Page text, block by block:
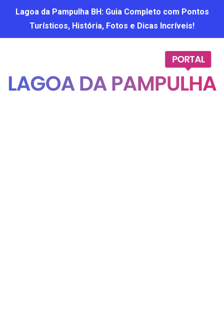
Lagoa da Pampulha BH: Guia Completo com Pontos
Turísticos, História, Fotos e Dicas Incríveis!